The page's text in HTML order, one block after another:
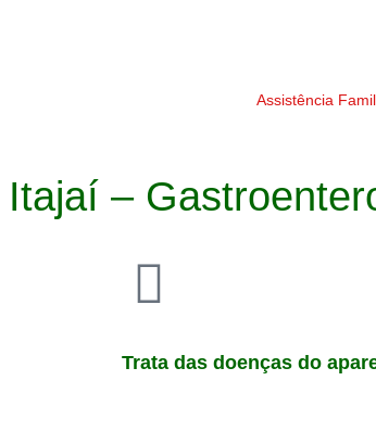
Assistência
Itajaí –
Trata das doenças do